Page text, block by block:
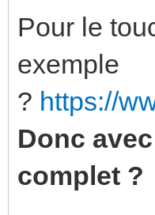
Pour le
exemple
? https://
Donc
complet ?